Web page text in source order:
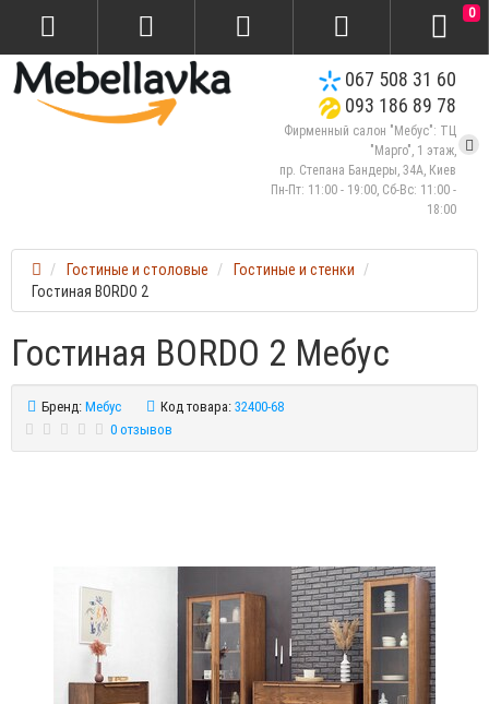
067 508 31 60
093 186 89 78
Фирменный салон "Мебус": ТЦ
"Марго", 1 этаж,
пр. Степана Бандеры, 34А, Киев
Пн-Пт: 11:00 - 19:00, Сб-Вс: 11:00 -
18:00
0
Гостиные и столовые
Гостиные и стенки
Гостиная BORDO 2
Гостиная BORDO 2 Мебус
Бренд:Мебус Код товара:32400-68
0 отзывов